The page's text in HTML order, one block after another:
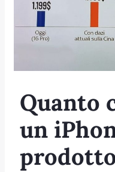
Quanto
un